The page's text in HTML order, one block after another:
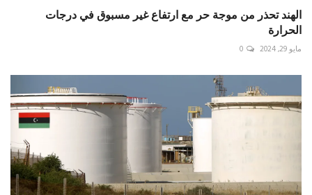
الهند تحذر من موجة حر مع ارتفاع غير مسبوق في درجات
الحرارة
مايو 29, 2024 0